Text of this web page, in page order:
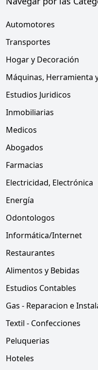
Automotores
Transportes
Hogar y Decoración
Máquinas, Herramienta
Estudios Juridicos
Inmobiliarias
Medicos
Abogados
Farmacias
Electricidad, Electrónica
Energía
Odontologos
Informática/Internet
Restaurantes
Alimentos y Bebidas
Estudios Contables
Gas - Reparacion e
Textil - Confecciones
Peluquerias
Hoteles